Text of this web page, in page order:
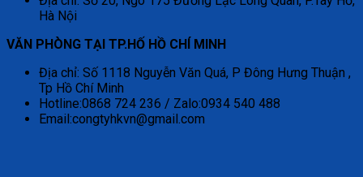
Hà Nội
VĂN PHÒNG TẠI TP.HỐ HỒ CHÍ MINH
Địa chỉ: Số 1118 Nguyễn Văn Quá, P Đông Hưng Thuận ,
Tp Hồ Chí Minh
Hotline:0868 724 236 / Zalo:0934 540 488
Email:congtyhkvn@gmail.com